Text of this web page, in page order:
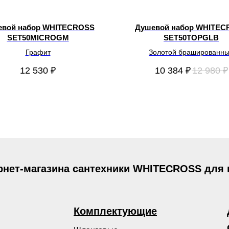
набор WHITECROSS
SET50MICROGM
Графит
12 530 ₽
Душевой набор
SET50TOPGLB
Золотой
10 384 ₽12 980 ₽
Комплектующие
магазина сантехники WHITECROSS